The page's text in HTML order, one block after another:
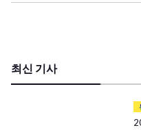
최신 기사